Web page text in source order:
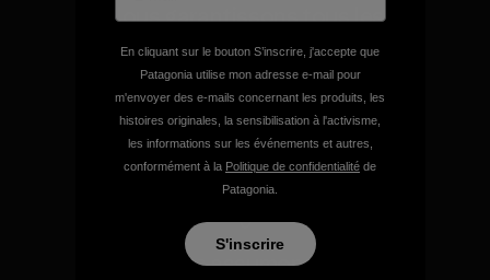
Nous garantissons tous les
produits que nous
fabriquons.
Voir la Garantie Ironclad
Nous assumons la
En cliquant sur le bouton S’inscrire, j'accepte que
Patagonia utilise mon adresse e-mail pour
m'envoyer des e-mails concernant les produits, les
histoires originales, la sensibilisation à l'activisme,
les informations sur les événements et autres,
conformément à la Politique de confidentialité de
Patagonia.
S'inscrire